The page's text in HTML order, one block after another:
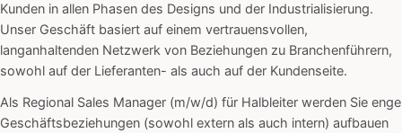
Kunden in allen Phasen des Designs und der Industrialisierung.
Unser Geschäft basiert auf einem vertrauensvollen,
langanhaltenden Netzwerk von Beziehungen zu Branchenführern,
sowohl auf der Lieferanten- als auch auf der Kundenseite.
Als Regional Sales Manager (m/w/d) für Halbleiter werden Sie enge
Geschäftsbeziehungen (sowohl extern als auch intern) aufbauen